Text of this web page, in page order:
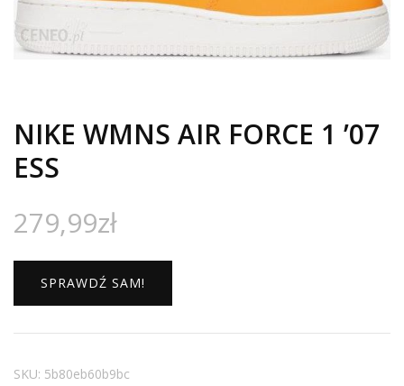
NIKE WMNS AIR FORCE 1 ’07
ESS
279,99zł
SPRAWDŹ SAM!
SKU: 5b80eb60b9bc